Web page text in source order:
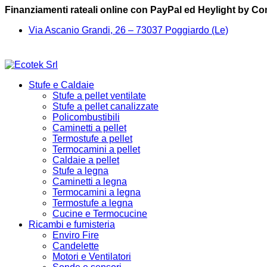
Finanziamenti rateali online con PayPal ed Heylight by
Via Ascanio Grandi, 26 – 73037 Poggiardo (Le)
Stufe e Caldaie
Stufe a pellet ventilate
Stufe a pellet canalizzate
Policombustibili
Caminetti a pellet
Termostufe a pellet
Termocamini a pellet
Caldaie a pellet
Stufe a legna
Caminetti a legna
Termocamini a legna
Termostufe a legna
Cucine e Termocucine
Ricambi e fumisteria
Enviro Fire
Candelette
Motori e Ventilatori